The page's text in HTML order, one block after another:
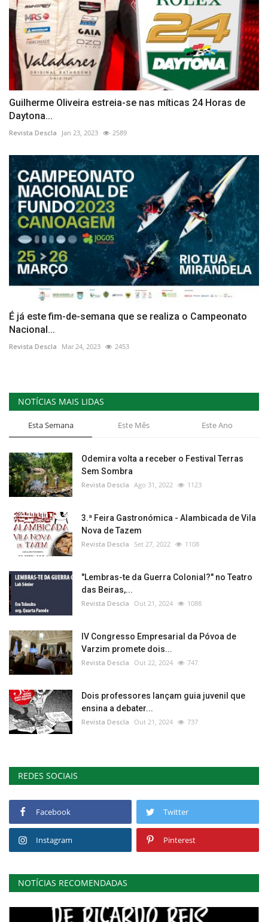
Guilherme Oliveira estreia-se nas míticas 24 Horas de
Daytona...
Revista Descla Jan 23, 2023 2589
É já este fim-de-semana que se realiza o Campeonato
Nacional...
Revista Descla Mar 24, 2023 2453
NOTÍCIAS MAIS LIDAS
Esta Semana Este Mês Este Ano
Odemira volta a receber o Festival Terras
Sem Sombra
Revista Descla Ago 31, 2022 1123
3.ª Feira Gastronómica - Alambicada de Vila
Nova de Tazem
Revista Descla Set 27, 2022 1108
"Lembras-te da Guerra Colonial?" no Teatro
das Beiras,...
Revista Descla Out 21, 2024 1088
IV Congresso Empresarial da Póvoa de
Varzim promete dois...
Revista Descla Out 22, 2024 747
Dois professores lançam guia juvenil que
ensina a debater...
Revista Descla Out 21, 2024 737
REDES SOCIAIS
Facebook Twitter
Instagram Pinterest
NOTÍCIAS RECOMENDADAS